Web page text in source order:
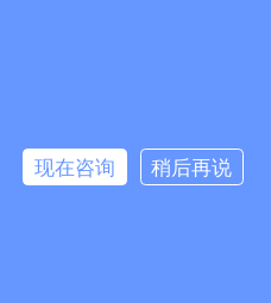
现在咨询 稍后再说